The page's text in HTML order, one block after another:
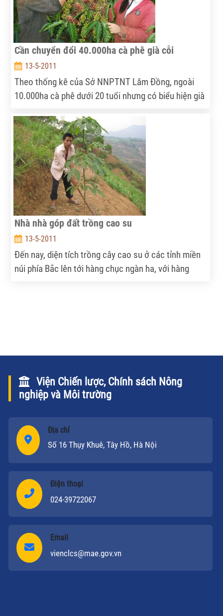
Cần chuyển đổi 40.000ha cà phê già cỗi
13-5-2011
Theo thống kê của Sở NNPTNT Lâm Đồng, ngoài
10.000ha cà phê dưới 20 tuổi nhưng có biểu hiện già
phê trên 20 năm đã hoàn toàn già cỗi, năng suất và
hiệu quả kinh tế thấp.
Nhà nhà góp đất trồng cao su
13-5-2011
Đến nay, diện tích trồng cây cao su ở các tỉnh miền
núi phía Bắc lên tới hàng chục ngàn ha, với hàng
Viện Chiến lược, Chính sách Nông
nghiệp và Môi trường
Địa chỉ
Số 16 Thụy Khuê, Tây Hồ, Hà Nội
Điện thoại
024-39722067
Email
vienclcs@mae.gov.vn